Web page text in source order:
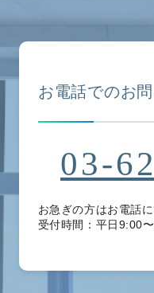
お電話でのお
03-
お急ぎの方はお電話
受付時間：平日9:00